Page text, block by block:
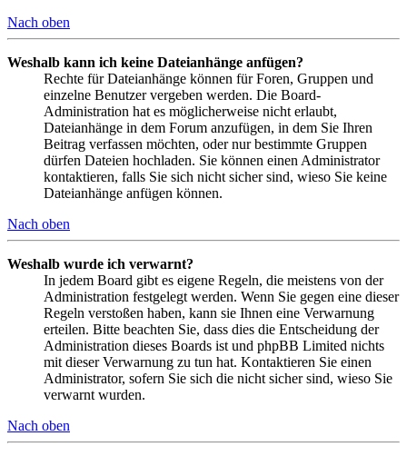
Nach oben
Weshalb kann ich keine Dateianhänge anfügen?
Rechte für Dateianhänge können für Foren, Gruppen und
einzelne Benutzer vergeben werden. Die Board-
Administration hat es möglicherweise nicht erlaubt,
Dateianhänge in dem Forum anzufügen, in dem Sie Ihren
Beitrag verfassen möchten, oder nur bestimmte Gruppen
dürfen Dateien hochladen. Sie können einen Administrator
kontaktieren, falls Sie sich nicht sicher sind, wieso Sie keine
Dateianhänge anfügen können.
Nach oben
Weshalb wurde ich verwarnt?
In jedem Board gibt es eigene Regeln, die meistens von der
Administration festgelegt werden. Wenn Sie gegen eine dieser
Regeln verstoßen haben, kann sie Ihnen eine Verwarnung
erteilen. Bitte beachten Sie, dass dies die Entscheidung der
Administration dieses Boards ist und phpBB Limited nichts
mit dieser Verwarnung zu tun hat. Kontaktieren Sie einen
Administrator, sofern Sie sich die nicht sicher sind, wieso Sie
verwarnt wurden.
Nach oben